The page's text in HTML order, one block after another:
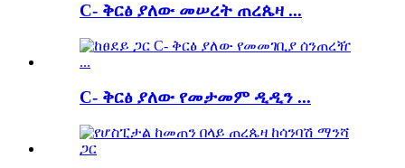
C- ቅርፅ ያለው መሠረት ጠረጴዛ ...
C- ቅርፅ ያለው የመታመም ዲዲን ...